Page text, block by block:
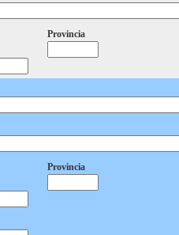
Provincia
Provincia